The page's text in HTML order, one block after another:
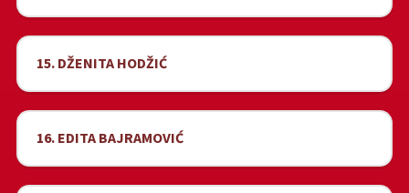
15. DŽENITA HODŽIĆ
16. EDITA BAJRAMOVIĆ